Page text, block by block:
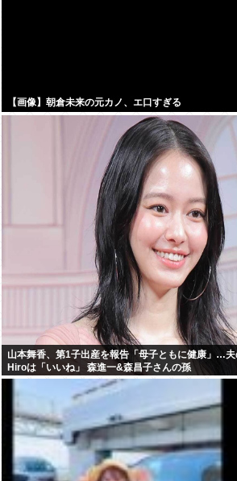
【画像】朝倉未来の元カノ、エ口すぎる
山本舞香、第1子出産を報告「母子ともに健康」…夫
Hiroは「いいね」 森進一&森昌子さんの孫